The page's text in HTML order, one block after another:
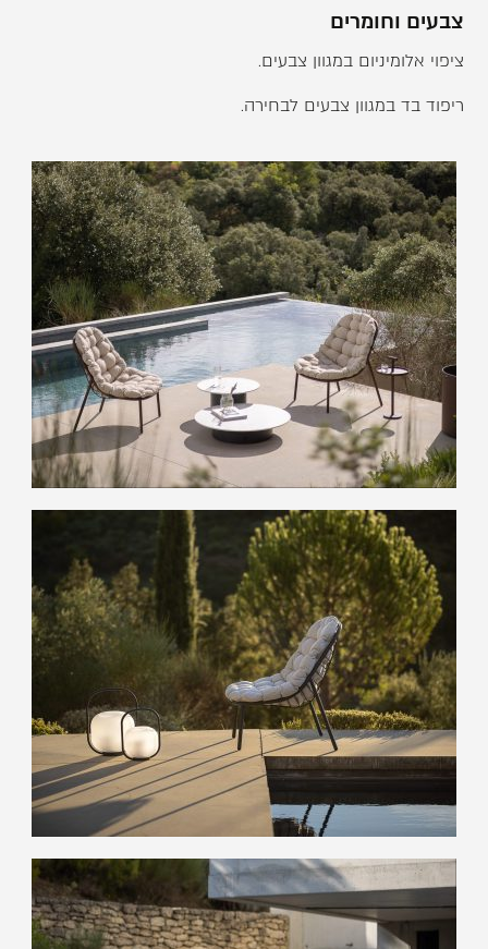
צבעים וחומרים
ציפוי אלומיניום במגוון צבעים.
ריפוד בד במגוון צבעים לבחירה.